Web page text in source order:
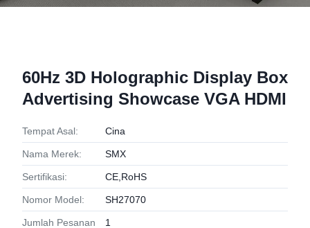
60Hz 3D Holographic Display Box
Advertising Showcase VGA HDMI
Tempat Asal: Cina
Nama Merek: SMX
Sertifikasi: CE,RoHS
Nomor Model: SH27070
Jumlah Pesanan
1